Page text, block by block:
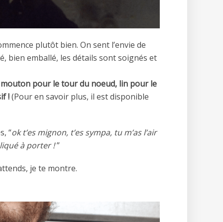
plutôt bien. On sent l’envie de
bien emballé, les détails sont soignés et
mouton pour le tour du noeud, lin pour le
!(Pour en savoir plus, il est disponible
“ok t’es mignon, t’es sympa, tu m’as l’air
à porter !”
je te montre.